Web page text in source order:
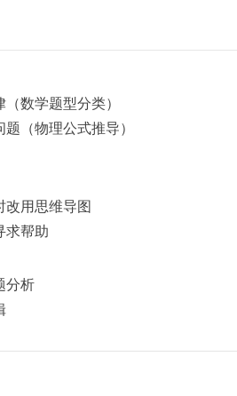
数学题型分类）
（物理公式推导）
改用思维导图
求帮助
分析